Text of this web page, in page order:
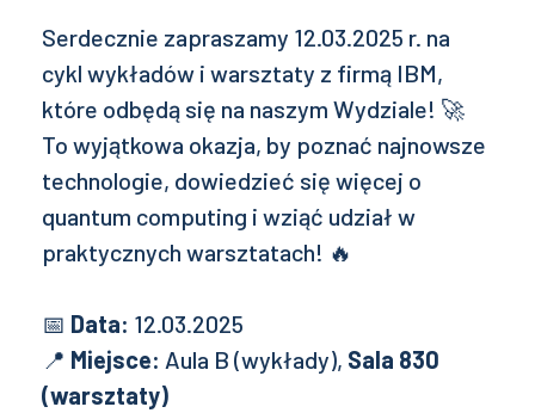
Serdecznie zapraszamy 12.03.2025 r. na
cykl wykładów i warsztaty z firmą IBM,
które odbędą się na naszym Wydziale! 🚀
To wyjątkowa okazja, by poznać najnowsze
technologie, dowiedzieć się więcej o
quantum computing i wziąć udział w
praktycznych warsztatach! 🔥
📅 Data: 12.03.2025
📍 Miejsce: Aula B (wykłady), Sala 830
(warsztaty)